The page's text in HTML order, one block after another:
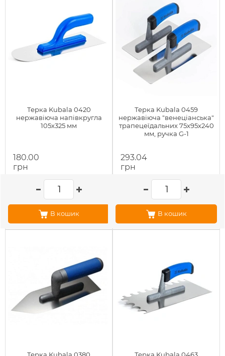
Терка Kubala 0420
нержавіюча напівкругла
105х325 мм
180.00
грн
В кошик
Терка Kubala 0459
нержавіюча "венеціанська"
трапецеїдальних 75х95х240
мм, ручка G-1
293.04
грн
В кошик